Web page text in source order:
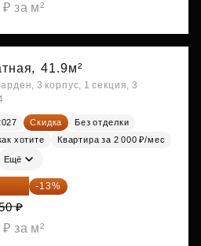
за м²
41.9м²
3 корпус, 1 секция, 3
Скидка
Без отделки
хотите
Квартира за 2 000 ₽/мес
Ещё
₽ -13%
₽
за м²